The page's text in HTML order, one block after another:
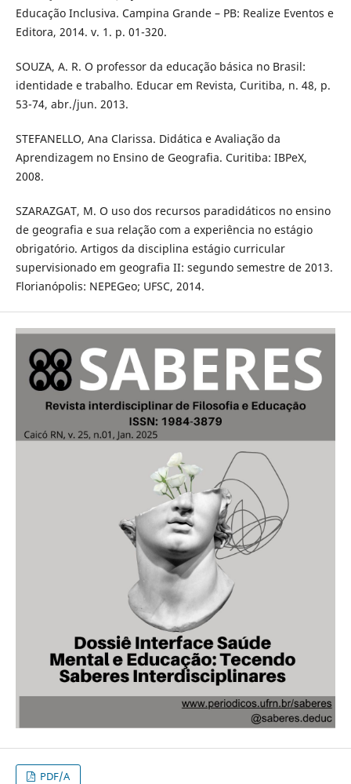
Educação Inclusiva. Campina Grande – PB: Realize Eventos e
Editora, 2014. v. 1. p. 01-320.
SOUZA, A. R. O professor da educação básica no Brasil:
identidade e trabalho. Educar em Revista, Curitiba, n. 48, p.
53-74, abr./jun. 2013.
STEFANELLO, Ana Clarissa. Didática e Avaliação da
Aprendizagem no Ensino de Geografia. Curitiba: IBPeX,
2008.
SZARAZGAT, M. O uso dos recursos paradidáticos no ensino
de geografia e sua relação com a experiência no estágio
obrigatório. Artigos da disciplina estágio curricular
supervisionado em geografia II: segundo semestre de 2013.
Florianópolis: NEPEGeo; UFSC, 2014.
PDF/A